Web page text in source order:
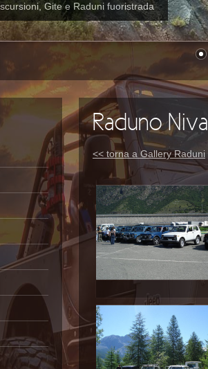
Gite e Raduni fuoristrada
Raduno Niva
<< torna a Gallery Raduni